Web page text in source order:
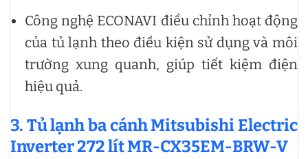
Công nghệ ECONAVI điều chỉnh hoạt động
của tủ lạnh theo điều kiện sử dụng và môi
trường xung quanh, giúp tiết kiệm điện
hiệu quả.
3. Tủ lạnh ba cánh Mitsubishi Electric
Inverter 272 lít MR-CX35EM-BRW-V